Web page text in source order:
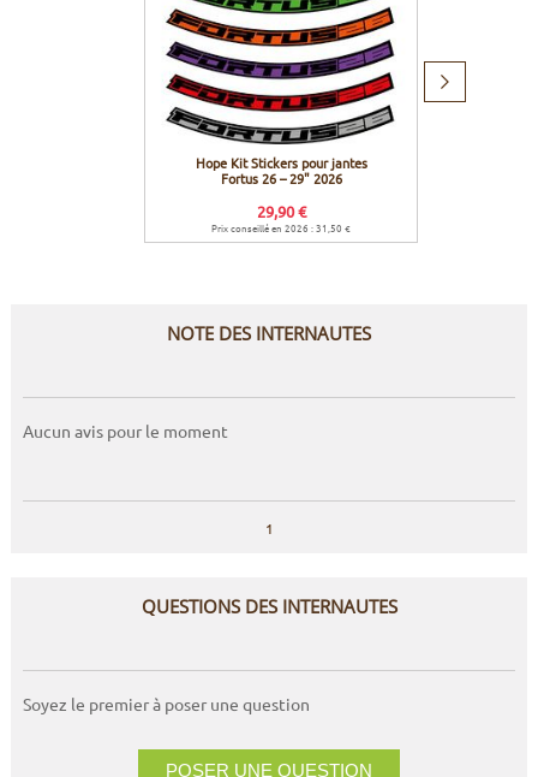
Hope Kit Stickers pour jantes
Fortus 26 – 29" 2026
29,90 €
Prix conseillé en 2026 : 31,50 €
Produit
NOTE DES INTERNAUTES
Aucun avis pour le moment
1
QUESTIONS DES INTERNAUTES
Soyez le premier à poser une question
POSER UNE QUESTION